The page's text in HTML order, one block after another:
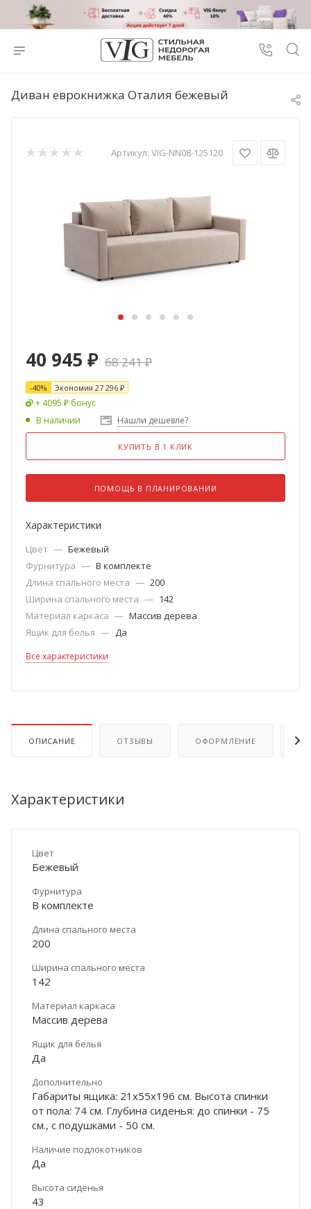
Диван еврокнижка Оталия бежевый
Артикул: VIG-NN08-125120
40 945 ₽ 68 241₽
-40% Экономия 27 296 ₽
+ 4095 ₽ бонус
В наличии
Нашли дешевле?
КУПИТЬ В 1 КЛИК
ПОМОЩЬ В ПЛАНИРОВАНИИ
Характеристики
Цвет — Бежевый
Фурнитура — В комплекте
Длина спального места — 200
Ширина спального места — 142
Материал каркаса — Массив дерева
Ящик для белья — Да
Все характеристики
ОПИСАНИЕ ОТЗЫВЫ ОФОРМЛЕНИЕ
Характеристики
Цвет
Бежевый
Фурнитура
В комплекте
Длина спального места
200
Ширина спального места
142
Материал каркаса
Массив дерева
Ящик для белья
Да
Дополнительно
Габариты ящика: 21х55х196 см. Высота спинки
от пола: 74 см. Глубина сиденья: до спинки - 75
см., с подушками - 50 см.
Наличие подлокотников
Да
Высота сиденья
43